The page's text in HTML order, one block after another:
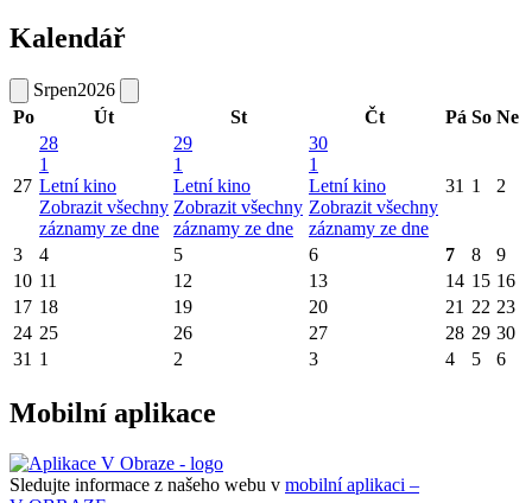
Kalendář
Srpen2026
Po
Út St Čt Pá So Ne
27
28
1
Letní kino
Zobrazit všechny
záznamy ze dne
29
1
Letní kino
Zobrazit všechny
záznamy ze dne
30
1
Letní kino
Zobrazit všechny
záznamy ze dne
31 1 2
3 4 5 6 7 8
9
10 11 12 13 14 15 16
17 18 19 20 21 22 23
24 25 26 27 28 29 30
31 1 2 3 4 5 6
Mobilní aplikace
Sledujte informace z našeho webu v mobilní aplikaci –